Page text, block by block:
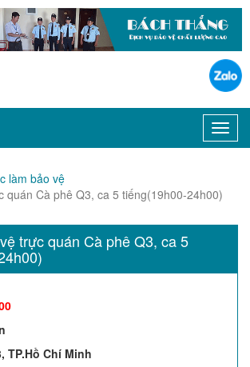
làm bảo vệ
quán Cà phê Q3, ca 5 tiếng(19h00-24h00)
trực quán Cà phê Q3, ca 5
TP.Hồ Chí Minh